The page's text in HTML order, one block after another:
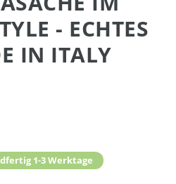
- ECHTES
IN ITALY
1-3 Werktage